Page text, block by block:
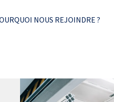
NOUS REJOINDRE ?